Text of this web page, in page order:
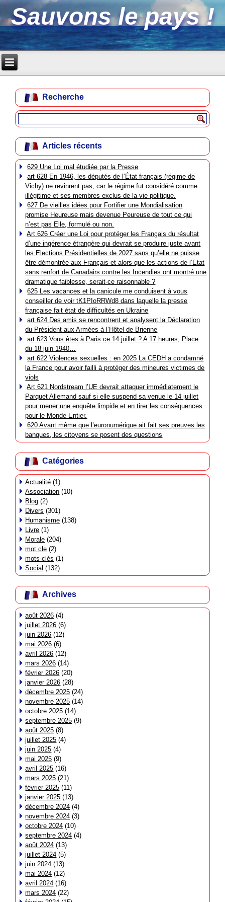
Sauvons le pays !
Recherche
Articles récents
629 Une Loi mal étudiée par la Presse
art 628 En 1946, les députés de l’État français (régime de
Vichy) ne revinrent pas, car le régime fut considéré comme
illégitime et ses membres exclus de la vie politique.
627 De vieilles idées pour Fortifier une Mondialisation
promise Heureuse mais devenue Peureuse de tout ce qui
n’est pas Elle, formulé ou non.
Art 626 Créer une Loi pour protéger les Français du résultat
d’une ingérence étrangère qui devrait se produire juste avant
les Elections Présidentielles de 2027 sans qu’elle ne puisse
être démontrée aux Français et alors que les actions de l’Etat
sans renfort de Canadairs contre les Incendies ont montré une
dramatique faiblesse, serait-ce raisonnable ?
625 Les vacances et la canicule me conduisent à vous
conseiller de voir tK1PIoRRWd8 dans laquelle la presse
française fait état de difficultés en Ukraine
art 624 Des amis se rencontrent et analysent la Déclaration
du Président aux Armées à l’Hôtel de Brienne
art 623 Vous êtes à Paris ce 14 juillet ? A 17 heures, Place
du 18 juin 1940…
art 622 Violences sexuelles : en 2025 La CEDH a condamné
la France pour avoir failli à protéger des mineures victimes de
viols
Art 621 Nordstream l’UE devrait attaquer immédiatement le
Parquet Allemand sauf si elle suspend sa venue le 14 juillet
pour mener une enquête limpide et en tirer les conséquences
pour le Monde Entier.
620 Avant même que l’euronumérique ait fait ses preuves les
banques, les citoyens se posent des questions
Catégories
Actualité (1)
Association (10)
Blog (2)
Divers (301)
Humanisme (138)
Livre (1)
Morale (204)
mot cle (2)
mots-clés (1)
Social (132)
Archives
août 2026 (4)
juillet 2026 (6)
juin 2026 (12)
mai 2026 (6)
avril 2026 (12)
mars 2026 (14)
février 2026 (20)
janvier 2026 (28)
décembre 2025 (24)
novembre 2025 (14)
octobre 2025 (14)
septembre 2025 (9)
août 2025 (8)
juillet 2025 (4)
juin 2025 (4)
mai 2025 (9)
avril 2025 (16)
mars 2025 (21)
février 2025 (11)
janvier 2025 (13)
décembre 2024 (4)
novembre 2024 (3)
octobre 2024 (10)
septembre 2024 (4)
août 2024 (13)
juillet 2024 (5)
juin 2024 (13)
mai 2024 (12)
avril 2024 (16)
mars 2024 (22)